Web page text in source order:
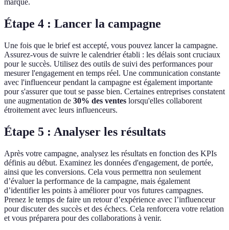
marque.
Étape 4 : Lancer la campagne
Une fois que le brief est accepté, vous pouvez lancer la campagne.
Assurez-vous de suivre le calendrier établi : les délais sont cruciaux
pour le succès. Utilisez des outils de suivi des performances pour
mesurer l'engagement en temps réel. Une communication constante
avec l'influenceur pendant la campagne est également importante
pour s'assurer que tout se passe bien. Certaines entreprises constatent
une augmentation de 30% des ventes lorsqu'elles collaborent
étroitement avec leurs influenceurs.
Étape 5 : Analyser les résultats
Après votre campagne, analysez les résultats en fonction des KPIs
définis au début. Examinez les données d'engagement, de portée,
ainsi que les conversions. Cela vous permettra non seulement
d’évaluer la performance de la campagne, mais également
d’identifier les points à améliorer pour vos futures campagnes.
Prenez le temps de faire un retour d’expérience avec l’influenceur
pour discuter des succès et des échecs. Cela renforcera votre relation
et vous préparera pour des collaborations à venir.